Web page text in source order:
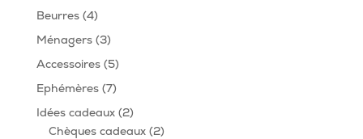
produits
Beurres 44
produits
Ménagers 33
produits
Accessoires 55
produits
Ephémères 77
produits
Idées cadeaux 22
produits
Chèques cadeaux 22